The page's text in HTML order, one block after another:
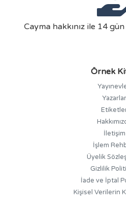
Cayma hakkınız ile 14
Örnek
Yazarlar
İletişim
İşlem
Üyelik
Gizlilik
İade ve İptal
Kişisel Verilerin